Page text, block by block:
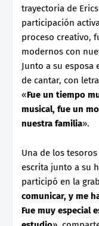
trayectoria de
participación
proceso creativo,
modernos con
Junto a su esposa
de cantar, con
«Fue un tiempo
musical, fue un
nuestra familia».
Una de los
escrita junto a su
participó en la
comunicar, y me
Fue muy especial